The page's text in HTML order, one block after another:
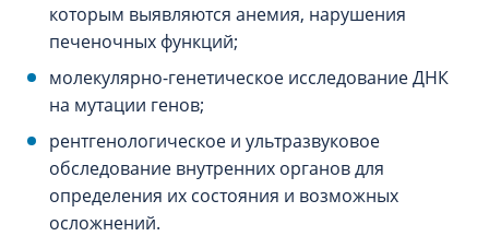
которым выявляются анемия, нарушения
печеночных функций;
молекулярно-генетическое исследование ДНК
на мутации генов;
рентгенологическое и ультразвуковое
обследование внутренних органов для
определения их состояния и возможных
осложнений.